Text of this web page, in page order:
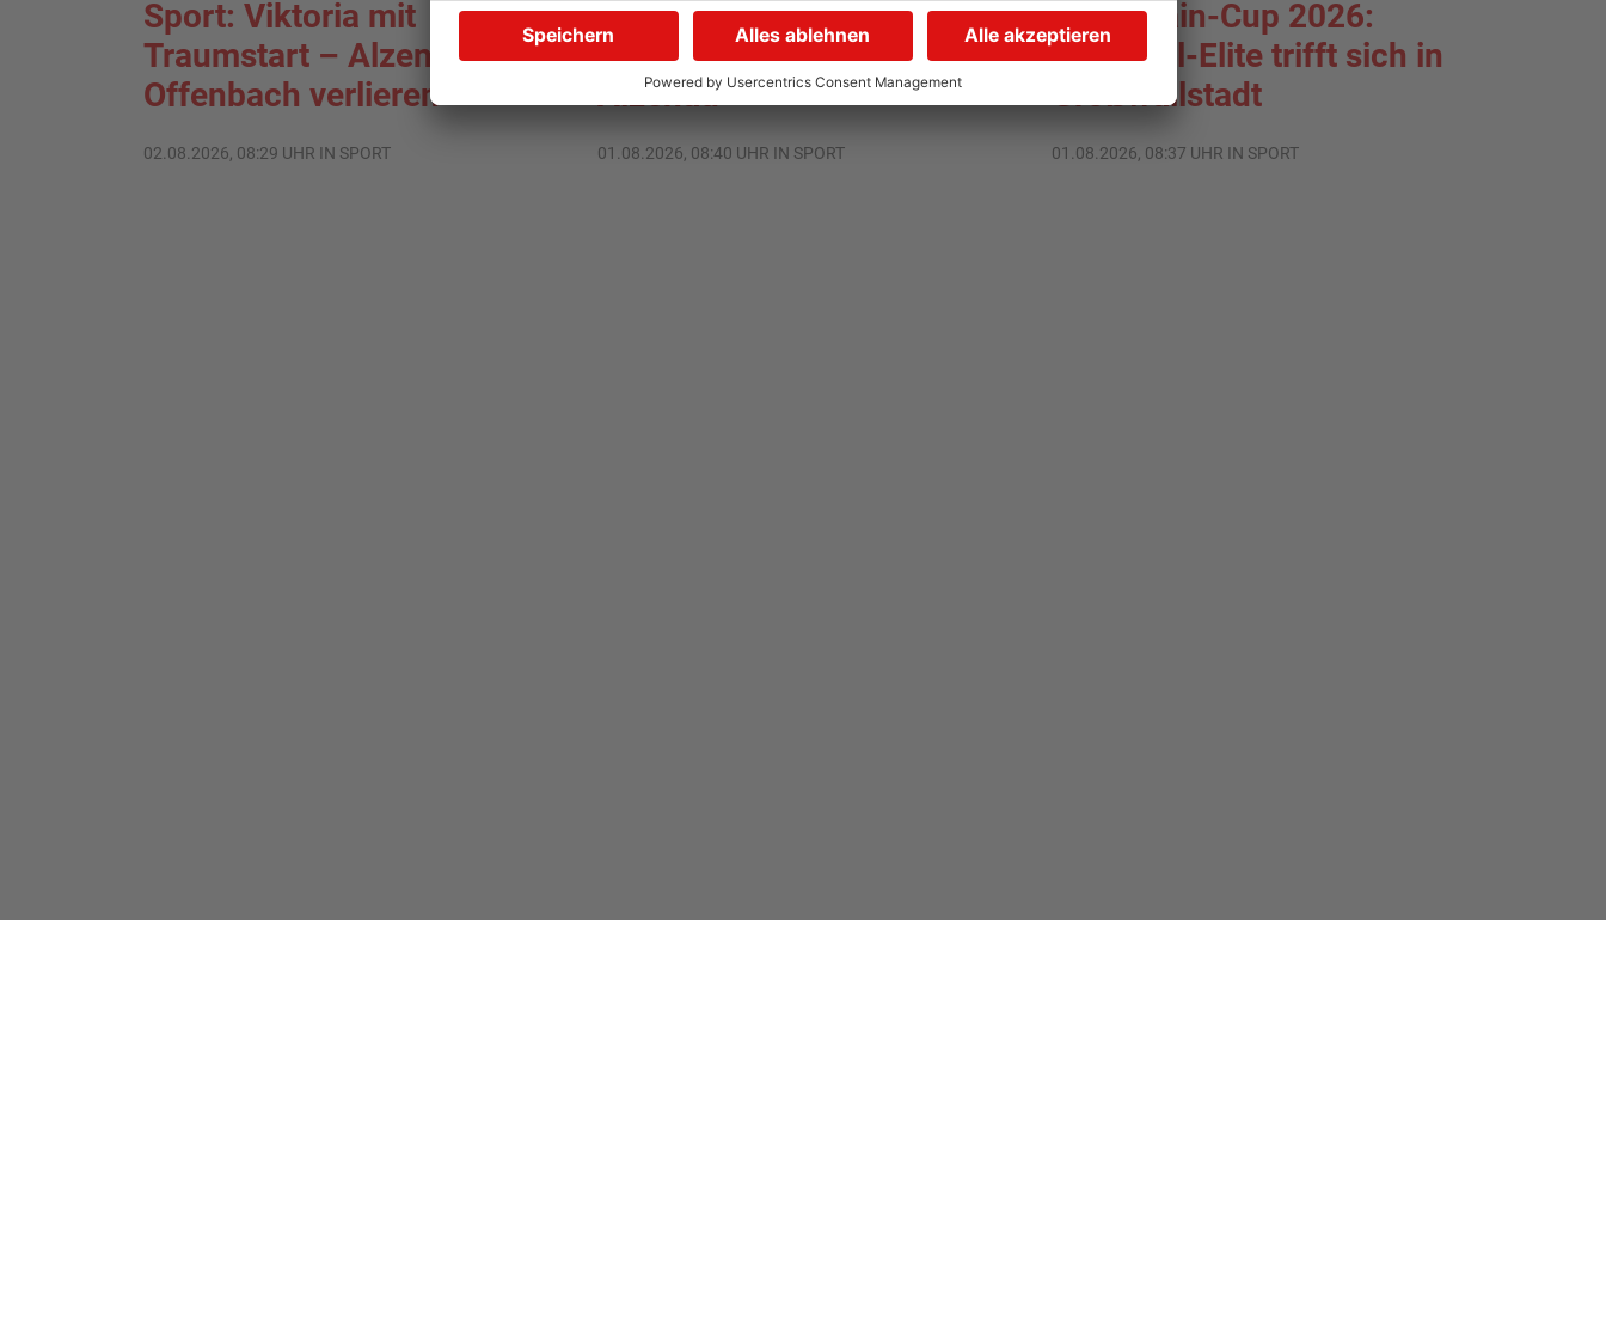
Sport: Viktoria mit
Traumstart – Alzenau und
Offenbach verlieren
02.08.2026, 08:29 UHR IN SPORT
Saisonstart für Viktoria
Aschaffenburg und Bayern
Alzenau
01.08.2026, 08:40 UHR IN SPORT
Untermain-Cup 2026:
Handball-Elite trifft sich in
Großwallstadt
01.08.2026, 08:37 UHR IN SPORT